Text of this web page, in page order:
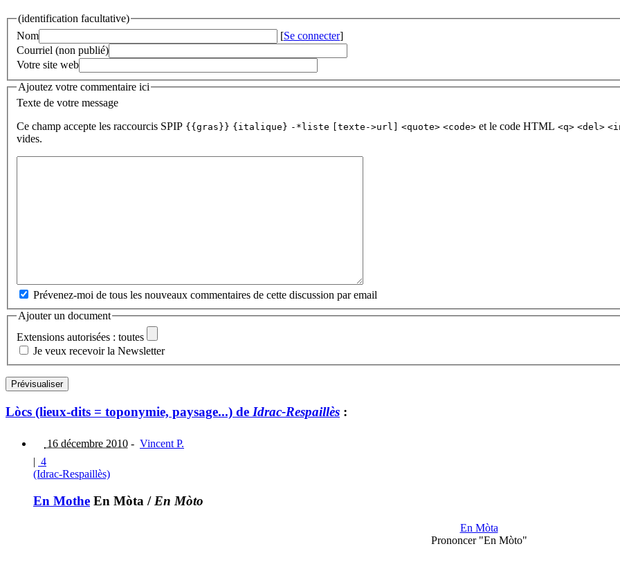
(identification facultative)
Nom
[Se connecter]
Courriel (non publié)
Votre site web
Ajoutez votre commentaire ici
Texte de votre message
Ce champ accepte les raccourcis SPIP {{gras}} {italique} -*liste [texte->url] <quote> <code> et le code HTML <q> <del>
vides.
Prévenez-moi de tous les nouveaux commentaires de cette discussion par email
Ajouter un document
Extensions autorisées : toutes
Je veux recevoir la Newsletter
Lòcs (lieux-dits = toponymie, paysage...) de Idrac-Respaillès :
16 décembre 2010 - Vincent P.
| 4
(Idrac-Respaillès)
En Mothe En Mòta / En Mòto
En Mòta
Prononcer "En Mòto"